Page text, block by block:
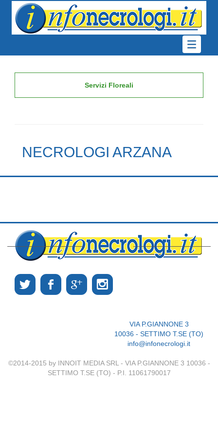
Servizi Floreali
NECROLOGI ARZANA
VIA P.GIANNONE 3
10036 - SETTIMO T.SE (TO)
info@infonecrologi.it
©2014-2015 by INNOIT MEDIA SRL - VIA P.GIANNONE 3 10036 -
SETTIMO T.SE (TO) - P.I. 11061790017